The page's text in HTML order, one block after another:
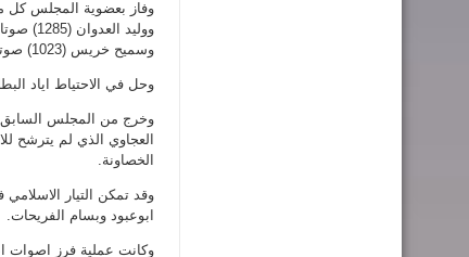
وسميح خريس (1023) صوتا وفتحي الدرادكة (974) صوتا ويوسف الخصاونة (959).
وحل في الاحتياط اياد البطاينة (915) صوتا ونور
وخرج من المجلس السابق
العجاوي الذي لم يترشح
الخصاونة.
وقد تمكن التيار
ابوعبود وبسام الفريحات.
وكانت عملية فرز اصوات